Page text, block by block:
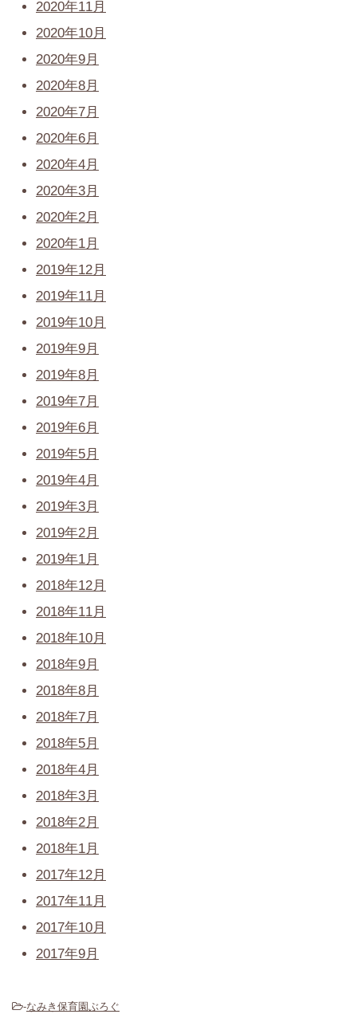
2020年11月
2020年10月
2020年9月
2020年8月
2020年7月
2020年6月
2020年4月
2020年3月
2020年2月
2020年1月
2019年12月
2019年11月
2019年10月
2019年9月
2019年8月
2019年7月
2019年6月
2019年5月
2019年4月
2019年3月
2019年2月
2019年1月
2018年12月
2018年11月
2018年10月
2018年9月
2018年8月
2018年7月
2018年5月
2018年4月
2018年3月
2018年2月
2018年1月
2017年12月
2017年11月
2017年10月
2017年9月
-なみき保育園ぶろぐ